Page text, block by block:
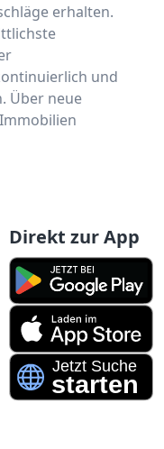
erhalten.
und
Über neue
Direkt zur App